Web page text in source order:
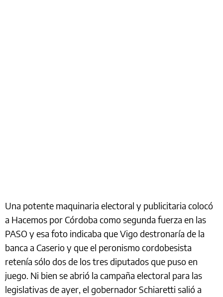
Una potente maquinaria electoral y publicitaria colocó
a Hacemos por Córdoba como segunda fuerza en las
PASO y esa foto indicaba que Vigo destronaría de la
banca a Caserio y que el peronismo cordobesista
retenía sólo dos de los tres diputados que puso en
juego. Ni bien se abrió la campaña electoral para las
legislativas de ayer, el gobernador Schiaretti salió a